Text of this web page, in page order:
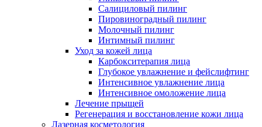
Салициловый пилинг
Пировиноградный пилинг
Молочный пилинг
Интимный пилинг
Уход за кожей лица
Карбокситерапия лица
Глубокое увлажнение и фейслифтинг
Интенсивное увлажнение лица
Интенсивное омоложение лица
Лечение прыщей
Регенерация и восстановление кожи лица
Лазерная косметология